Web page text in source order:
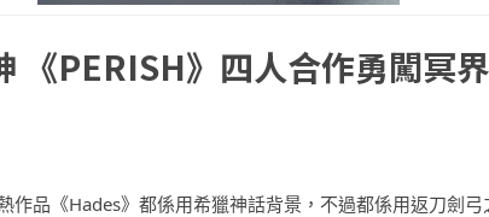
《PERISH》四人合作勇闖冥界
品《Hades》都係用希獵神話背景，不過都係用返刀劍弓